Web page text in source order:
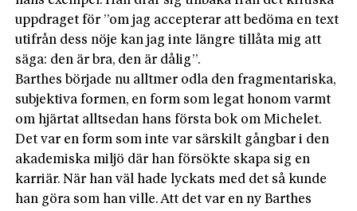
uppdraget för ”om jag accepterar att bedöma en text
utifrån dess nöje kan jag inte längre tillåta mig att
säga: den är bra, den är dålig”.
Barthes började nu alltmer odla den fragmentariska,
subjektiva formen, en form som legat honom varmt
om hjärtat alltsedan hans första bok om Michelet.
Det var en form som inte var särskilt gångbar i den
akademiska miljö där han försökte skapa sig en
karriär. När han väl hade lyckats med det så kunde
han göra som han ville. Att det var en ny Barthes